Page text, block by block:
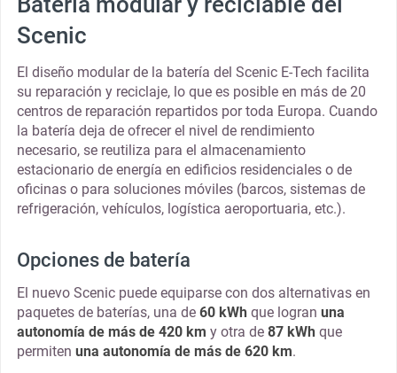
Scenic
El diseño modular de la batería del Scenic E-Tech facilita
su reparación y reciclaje, lo que es posible en más de 20
centros de reparación repartidos por toda Europa. Cuando
la batería deja de ofrecer el nivel de rendimiento
necesario, se reutiliza para el almacenamiento
estacionario de energía en edificios residenciales o de
oficinas o para soluciones móviles (barcos, sistemas de
refrigeración, vehículos, logística aeroportuaria, etc.).
Opciones de batería
El nuevo Scenic puede equiparse con dos alternativas en
paquetes de baterías, una de60 kWh que logran una
autonomía de más de 420 km y otra de 87 kWh que
permiten una autonomía de más de 620 km.